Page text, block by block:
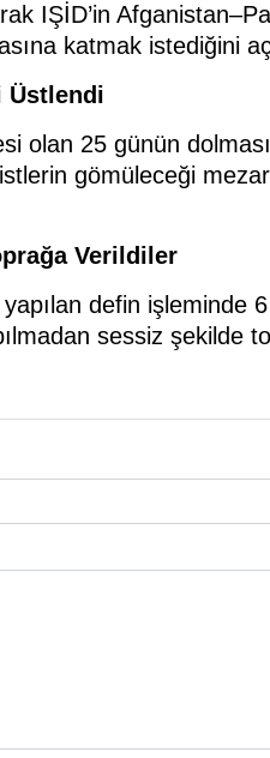
IŞİD’in
katmak istediğini
Üstlendi
olan 25 günün
gömüleceği
Verildiler
defin işleminde
sessiz şekilde